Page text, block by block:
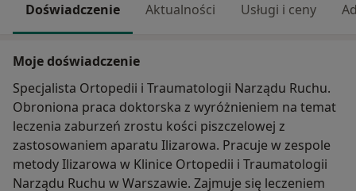
Doświadczenie Aktualności Usługi i ceny
Moje doświadczenie
Specjalista Ortopedii i Traumatologii Narządu Ruchu.
Obroniona praca doktorska z wyróżnieniem na temat
leczenia zaburzeń zrostu kości piszczelowej z
zastosowaniem aparatu Ilizarowa. Pracuje w zespole
metody Ilizarowa w Klinice Ortopedii i Traumatologii
Narządu Ruchu w Warszawie. Zajmuje się leczeniem